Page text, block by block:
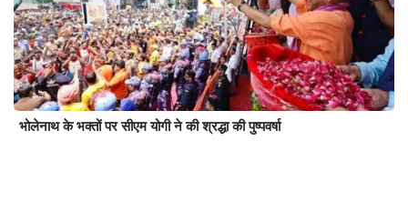
भोलेनाथ के भक्तों पर सीएम योगी ने की श्रद्धा की पुष्पवर्षा